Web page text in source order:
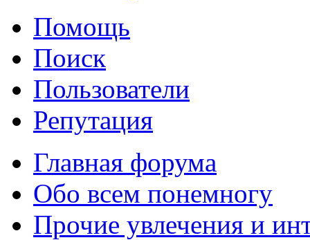
Помощь
Поиск
Пользователи
Репутация
Главная форума
Обо всем понемногу
Прочие увлечения и